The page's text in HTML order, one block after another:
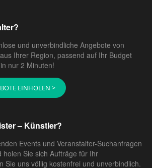
und unverbindliche Angebote von
Ihrer Region, passend auf Ihr Budget
nur 2 Minuten!
EINHOLEN >
– Künstler?
Events und Veranstalter-Suchanfragen
holen Sie sich Aufträge für Ihr
Sie uns völlig kostenfrei und unverbindlich.